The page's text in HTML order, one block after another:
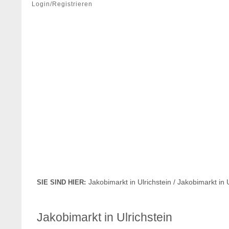
Login/Registrieren
SIE SIND HIER: Jakobimarkt in Ulrichstein / Jakobimarkt in
Jakobimarkt in Ulrichstein